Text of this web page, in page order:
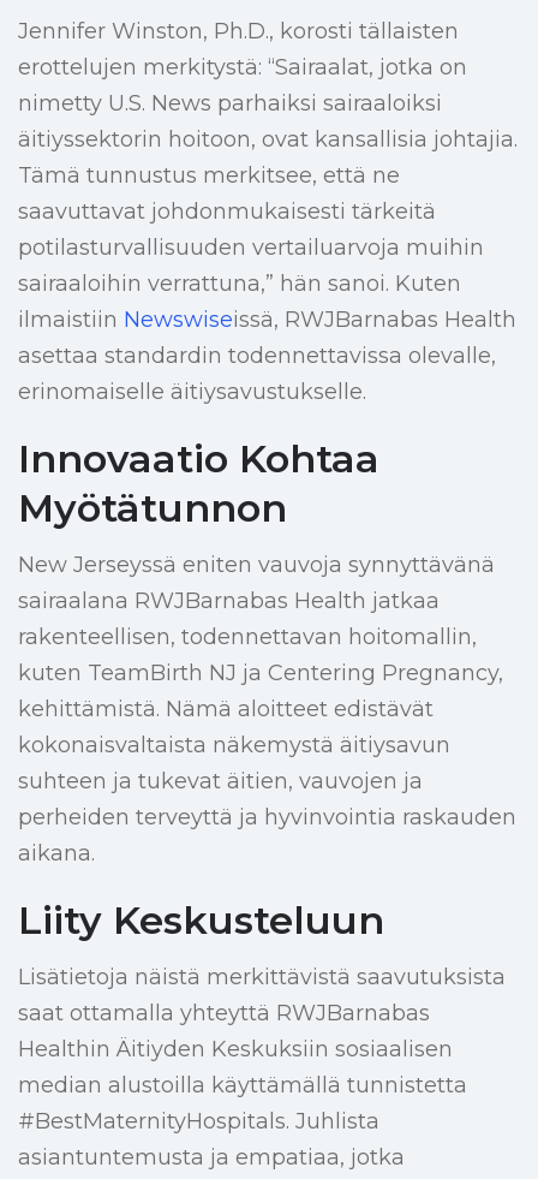
Jennifer Winston, Ph.D., korosti tällaisten
erottelujen merkitystä: “Sairaalat, jotka on
nimetty U.S. News parhaiksi sairaaloiksi
äitiyssektorin hoitoon, ovat kansallisia johtajia.
Tämä tunnustus merkitsee, että ne
saavuttavat johdonmukaisesti tärkeitä
potilasturvallisuuden vertailuarvoja muihin
sairaaloihin verrattuna,” hän sanoi. Kuten
ilmaistiin Newswiseissä, RWJBarnabas Health
asettaa standardin todennettavissa olevalle,
erinomaiselle äitiysavustukselle.
Innovaatio Kohtaa
Myötätunnon
New Jerseyssä eniten vauvoja synnyttävänä
sairaalana RWJBarnabas Health jatkaa
rakenteellisen, todennettavan hoitomallin,
kuten TeamBirth NJ ja Centering Pregnancy,
kehittämistä. Nämä aloitteet edistävät
kokonaisvaltaista näkemystä äitiysavun
suhteen ja tukevat äitien, vauvojen ja
perheiden terveyttä ja hyvinvointia raskauden
aikana.
Liity Keskusteluun
Lisätietoja näistä merkittävistä saavutuksista
saat ottamalla yhteyttä RWJBarnabas
Healthin Äitiyden Keskuksiin sosiaalisen
median alustoilla käyttämällä tunnistetta
#BestMaternityHospitals. Juhlista
asiantuntemusta ja empatiaa, jotka